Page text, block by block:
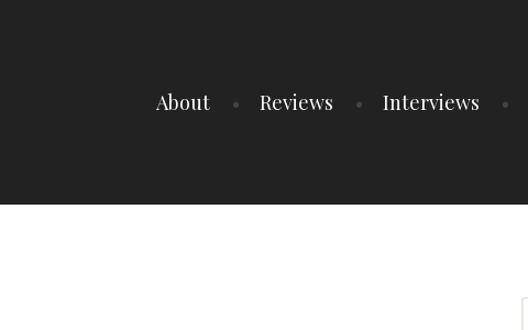
About Reviews Interviews